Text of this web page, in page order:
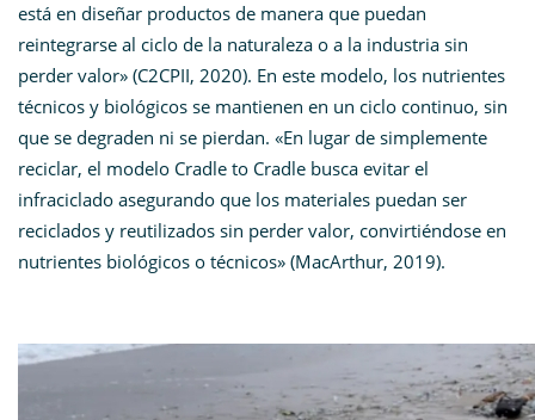
está en diseñar productos de manera que puedan
reintegrarse al ciclo de la naturaleza o a la industria sin
perder valor» (C2CPII, 2020)​. En este modelo, los nutrientes
técnicos y biológicos se mantienen en un ciclo continuo, sin
que se degraden ni se pierdan. «En lugar de simplemente
reciclar, el modelo Cradle to Cradle busca evitar el
infraciclado asegurando que los materiales puedan ser
reciclados y reutilizados sin perder valor, convirtiéndose en
nutrientes biológicos o técnicos» (MacArthur, 2019).